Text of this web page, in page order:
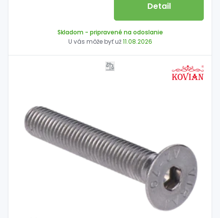
Detail
Skladom - pripravené na odoslanie
U vás môže byť už11.08.2026